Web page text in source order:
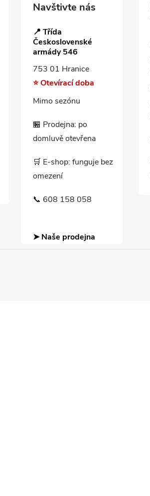
Navštivte nás
📍 Třída
Československé
armády 546
753 01 Hranice
⭐ Otevírací doba
Mimo sezónu
🏪 Prodejna: po
domluvě otevřena
🛒 E-shop: funguje bez
omezení
📞 608 158 058
➤ Naše prodejna